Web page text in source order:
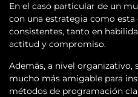
En el caso particular de un
con una estrategia como
consistentes, tanto en
actitud y compromiso.
Además, a nivel organizativo,
mucho más amigable para
métodos de programación